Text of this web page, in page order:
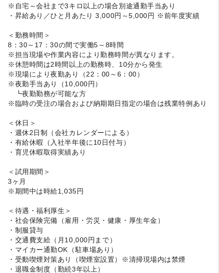
※自宅～会社まで3キロ以上の場合別途通勤手当あり
・昇給あり／ひと月あたり 3,000円～5,000円 ※前年度実績
＜勤務時間＞
8：30～17：30の間で実働5～8時間
※担当現場や作業内容により勤務時間が異なります。
※休憩時間は2時間以上の勤務時、10分から発生
※現場により夜勤あり（22：00～6：00）
※夜勤手当あり（10,000円）
┗夜勤勤務が可能な方
※臨時の受注の場合および納期期日指定の場合は残業特例あり
＜休日＞
・週休2日制（会社カレンダーによる）
・有給休暇（入社半年後に10日付与）
・育児休暇取得実績あり
＜試用期間＞
3ヶ月
※期間中は時給1,035円
＜待遇・福利厚生＞
・社会保険完備（雇用・労災・健康・厚生年金）
・制服貸与
・交通費支給（月10,000円まで）
・マイカー通勤OK（駐車場あり）
・受動喫煙対策あり（喫煙室設置）※清掃現場内は禁煙
・退職金制度（勤続3年以上）